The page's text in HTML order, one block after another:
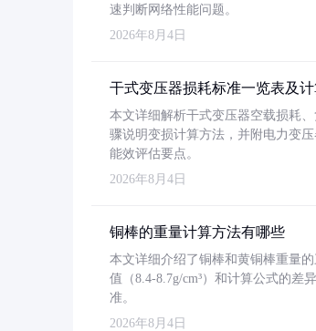
速判断网络性能问题。
2026年8月4日
干式变压器损耗标准一览表及
本文详细解析干式变压器空载损耗
骤说明变损计算方法，并附电力变
能效评估要点。
2026年8月4日
铜棒的重量计算方法有哪些
本文详细介绍了铜棒和黄铜棒重量
值（8.4-8.7g/cm³）和计算公式的差
准。
2026年8月4日